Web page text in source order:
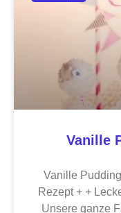
Vanille
Vanille
Rezept + +
Unsere ganze